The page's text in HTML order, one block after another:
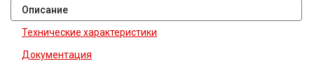
Описание
Технические характеристики
Документация